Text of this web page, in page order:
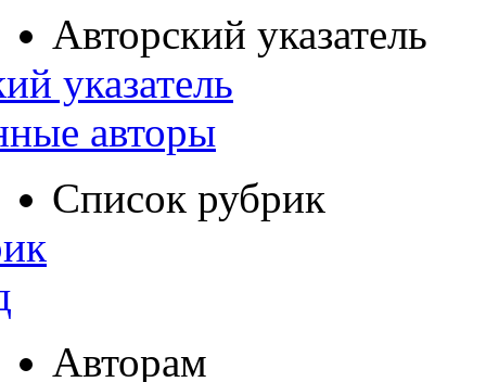
Авторский указатель
указатель
авторы
Список рубрик
Авторам